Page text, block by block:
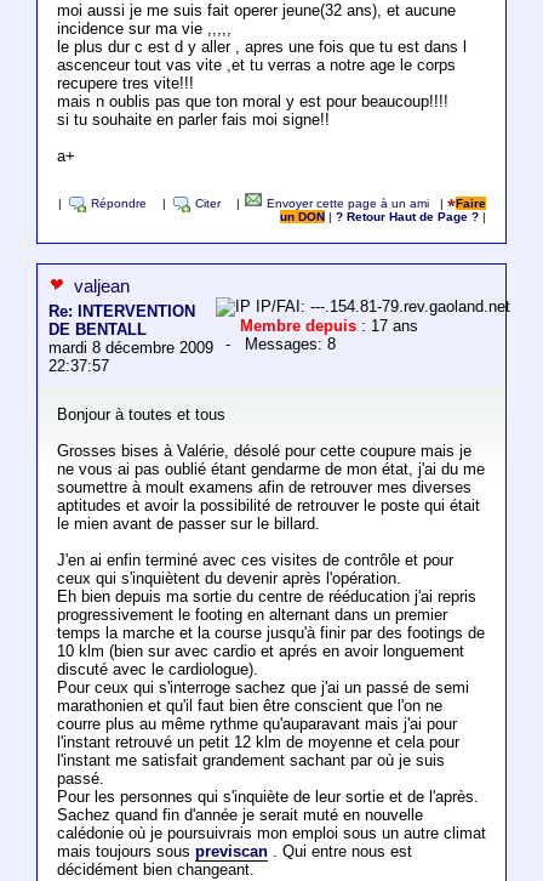
moi aussi je me suis fait operer jeune(32 ans), et aucune
incidence sur ma vie ,,,,,
le plus dur c est d y aller , apres une fois que tu est dans l
ascenceur tout vas vite ,et tu verras a notre age le corps
recupere tres vite!!!
mais n oublis pas que ton moral y est pour beaucoup!!!!
si tu souhaite en parler fais moi signe!!
a+
Répondre Citer Envoyer cette page à un ami |
Faire
un DON
|? Retour Haut de Page ?
valjean
Re: INTERVENTION
DE BENTALL
mardi 8 décembre 2009
22:37:57
IP/FAI: ---.154.81-79.rev.gaoland.net
Membre depuis : 17 ans
- Messages: 8
Bonjour à toutes et tous
Grosses bises à Valérie, désolé pour cette coupure mais je
ne vous ai pas oublié étant gendarme de mon état, j'ai du me
soumettre à moult examens afin de retrouver mes diverses
aptitudes et avoir la possibilité de retrouver le poste qui était
le mien avant de passer sur le billard.
J'en ai enfin terminé avec ces visites de contrôle et pour
ceux qui s'inquiètent du devenir après l'opération.
Eh bien depuis ma sortie du centre de rééducation j'ai repris
progressivement le footing en alternant dans un premier
temps la marche et la course jusqu'à finir par des footings de
10 klm (bien sur avec cardio et aprés en avoir longuement
discuté avec le cardiologue).
Pour ceux qui s'interroge sachez que j'ai un passé de semi
marathonien et qu'il faut bien être conscient que l'on ne
courre plus au même rythme qu'auparavant mais j'ai pour
l'instant retrouvé un petit 12 klm de moyenne et cela pour
l'instant me satisfait grandement sachant par où je suis
passé.
Pour les personnes qui s'inquiète de leur sortie et de l'après.
Sachez quand fin d'année je serait muté en nouvelle
calédonie où je poursuivrais mon emploi sous un autre climat
mais toujours sous previscan. Qui entre nous est
décidément bien changeant.